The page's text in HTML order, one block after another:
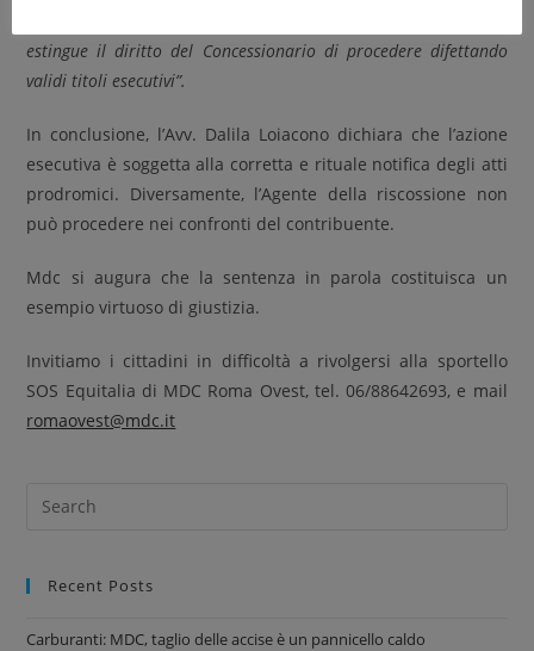
estingue il diritto del Concessionario di procedere difettando
validi titoli esecutivi”.
In conclusione, l’Avv. Dalila Loiacono dichiara che l’azione
esecutiva è soggetta alla corretta e rituale notifica degli atti
prodromici. Diversamente, l’Agente della riscossione non
può procedere nei confronti del contribuente.
Mdc si augura che la sentenza in parola costituisca un
esempio virtuoso di giustizia.
Invitiamo i cittadini in difficoltà a rivolgersi alla sportello
SOS Equitalia di MDC Roma Ovest, tel. 06/88642693, e mail
romaovest@mdc.it
Recent Posts
Carburanti: MDC, taglio delle accise è un pannicello caldo